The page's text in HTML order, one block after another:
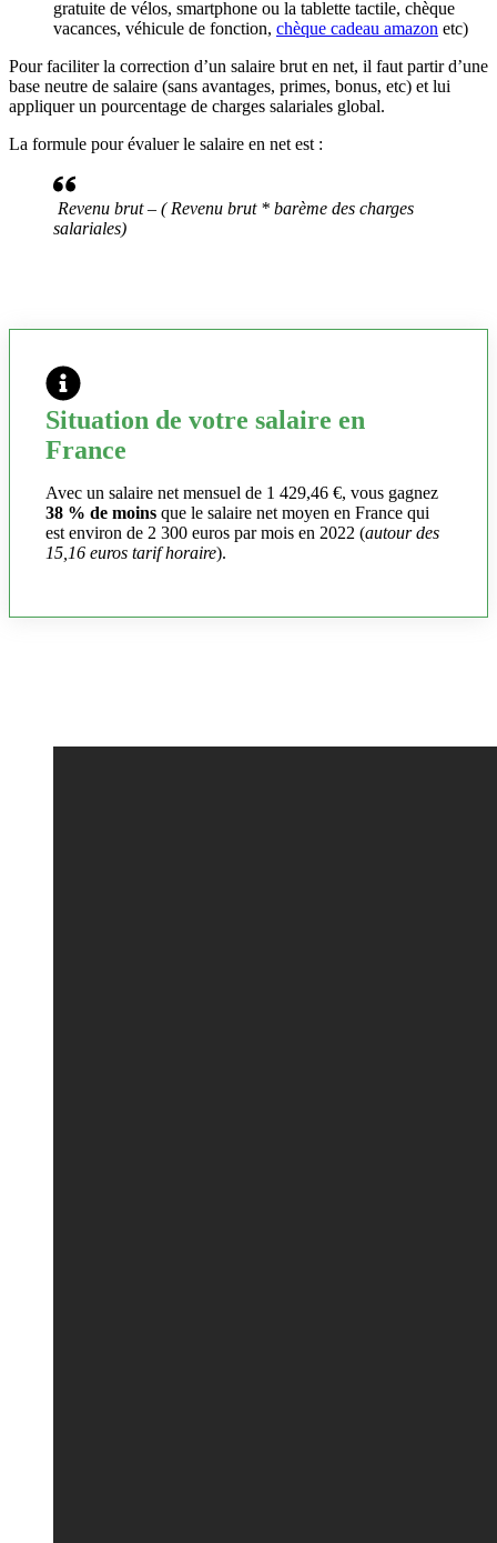
gratuite de vélos, smartphone ou la tablette tactile, chèque
vacances, véhicule de fonction, chèque cadeau amazon etc)
Pour faciliter la correction d’un salaire brut en net, il faut partir d’une
base neutre de salaire (sans avantages, primes, bonus, etc) et lui
appliquer un pourcentage de charges salariales global.
La formule pour évaluer le salaire en net est :
Revenu brut – ( Revenu brut * barème des charges
salariales)
Situation de votre salaire en
France
Avec un salaire net mensuel de 1 429,46 €, vous gagnez
38 % de moins que le salaire net moyen en France qui
est environ de 2 300 euros par mois en 2022 (autour des
15,16 euros tarif horaire).